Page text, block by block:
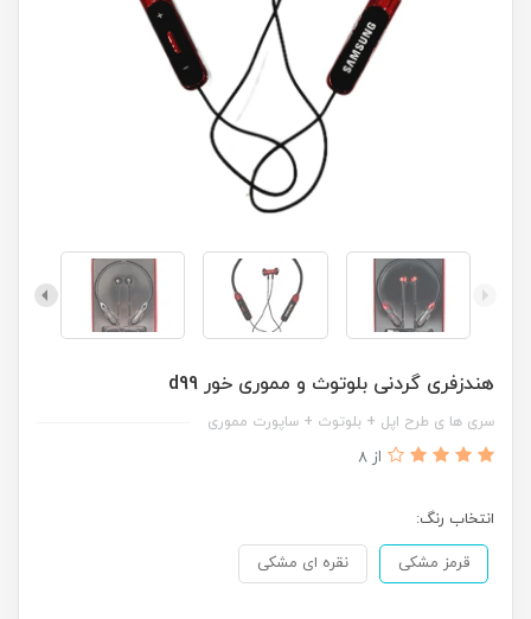
هندزفری گردنی بلوتوث و مموری خور d99
سری ها ی طرح اپل + بلوتوث + ساپورت مموری
از 8
انتخاب رنگ:
قرمز مشکی نقره ای مشکی